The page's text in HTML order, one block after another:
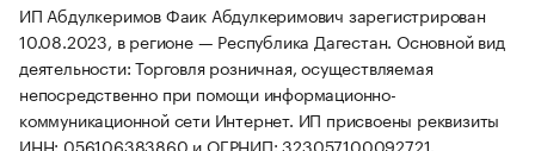
ИП Абдулкеримов Фаик Абдулкеримович зарегистрирован
10.08.2023, в регионе — Республика Дагестан. Основной вид
деятельности: Торговля розничная, осуществляемая
непосредственно при помощи информационно-
коммуникационной сети Интернет. ИП присвоены реквизиты
ИНН: 056106383860 и ОГРНИП: 323057100092721.